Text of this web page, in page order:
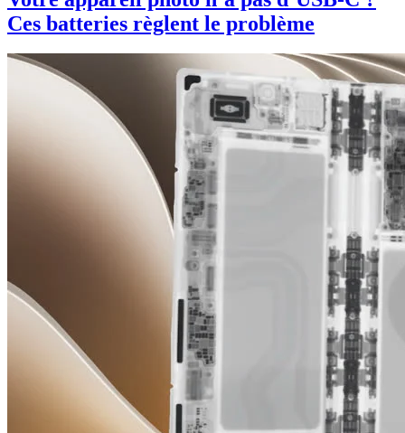
Ces batteries règlent le problème